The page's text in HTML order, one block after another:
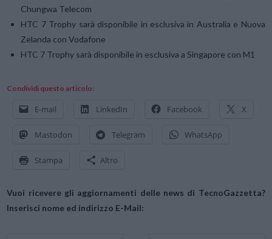
Chungwa Telecom
HTC 7 Trophy sarà disponibile in esclusiva in Australia e Nuova
Zelanda con Vodafone
HTC 7 Trophy sarà disponibile in esclusiva a Singapore con M1
Condividi questo articolo:
E-mail LinkedIn Facebook X
Mastodon Telegram WhatsApp
Stampa Altro
Vuoi ricevere gli aggiornamenti delle news di TecnoGazzetta?
Inserisci nome ed indirizzo E-Mail: